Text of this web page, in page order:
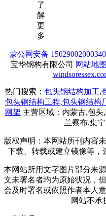
了
解
更
多
蒙公网安备
宝华钢构有限公司 网站地图
热门搜索： 包头钢结构加工,
包头钢结构工程,包头钢结构
网架 主营区域：内蒙古,包
兰察布,集
版权声明：本网站所刊内容
下载、转载或建立镜像等，
本网站所用文字图片部分来
文未署名者均为原始状况，
会及时署名或依照作者本人
网站不承